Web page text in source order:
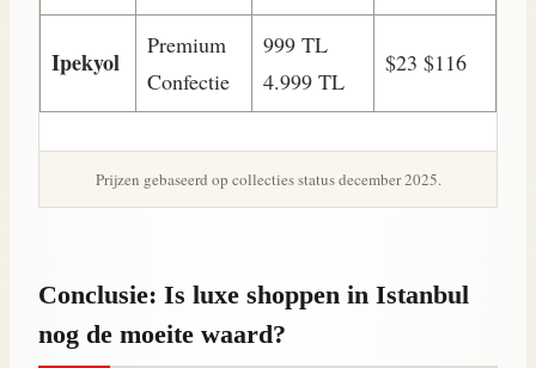
Ipekyol
Premium
Confectie
999 TL
4.999 TL
$23 $116
Prijzen gebaseerd op collecties status december 2025.
Conclusie: Is luxe shoppen in Istanbul
nog de moeite waard?